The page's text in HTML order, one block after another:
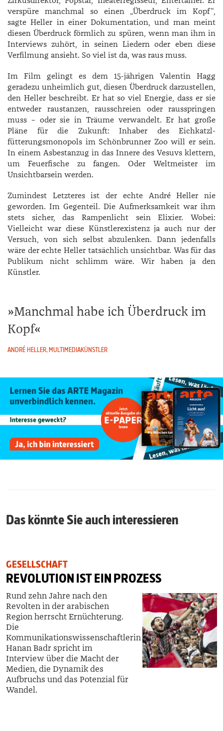
verspüre manchmal so einen „Überdruck im Kopf“,
sagte ­Heller in einer Dokumentation, und man meint
diesen Überdruck förmlich zu spüren, wenn man ihm in
Interviews zuhört, in seinen Liedern oder eben diese
Verfilmung ansieht. So viel ist da, was raus muss.
Im Film gelingt es dem 15-jährigen Valentin Hagg
geradezu unheimlich gut, diesen Überdruck darzustellen,
den Heller beschreibt. Er hat so viel Energie, dass er sie
entweder raustanzen, rausschreien oder rausspringen
muss – oder sie in Träume verwandelt. Er hat große
Pläne für die Zukunft: Inhaber des Eichkatzl-
fütterungsmonopols im Schönbrunner Zoo will er sein.
In einem Asbestanzug in das Innere des Vesuvs klettern,
um Feuerfische zu fangen. Oder Weltmeister im
Unsichtbarsein werden.
Zumindest Letzteres ist der echte ­André ­Heller nie
geworden. Im Gegenteil. Die Aufmerksamkeit war ihm
stets sicher, das Rampenlicht sein Elixier. Wobei:
Vielleicht war diese Künstlerexistenz ja auch nur der
Versuch, von sich selbst abzulenken. Dann jedenfalls
wäre der echte ­Heller tatsächlich unsichtbar. Was für das
Publikum nicht schlimm wäre. Wir haben ja den
Künstler.
Manchmal habe ich Überdruck im
Kopf
ANDRÉ HELLER, MULTIMEDIAKÜNSTLER
Das könnte Sie auch interessieren
GESELLSCHAFT
REVOLUTION IST EIN PROZESS
Rund zehn Jahre nach den
Revolten in der arabischen
Region herrscht Ernüchterung.
Die
Kommunikationswissenschaftlerin
Hanan Badr spricht im
Interview über die Macht der
Medien, die Dynamik des
Aufbruchs und das Potenzial für
Wandel.